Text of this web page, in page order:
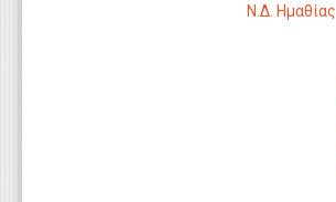
Ν.Δ. Ημαθίας